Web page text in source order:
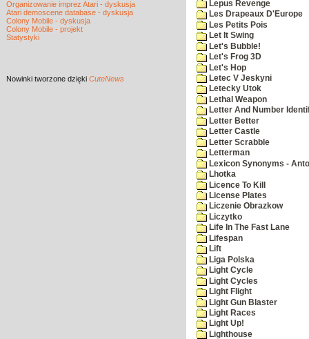
Organizowanie imprez Atari - dyskusja
Atari demoscene database - dyskusja
Colony Mobile - dyskusja
Colony Mobile - projekt
Statystyki
Nowinki tworzone dzięki CuteNews
Lepus Revenge
Les Drapeaux D'Europe
Les Petits Pois
Let It Swing
Let's Bubble!
Let's Frog 3D
Let's Hop
Letec V Jeskyni
Letecky Utok
Lethal Weapon
Letter And Number
Letter Better
Letter Castle
Letter Scrabble
Letterman
Lexicon Synonyms -
Lhotka
Licence To Kill
License Plates
Liczenie Obrazkow
Liczytko
Life In The Fast Lane
Lifespan
Lift
Liga Polska
Light Cycle
Light Cycles
Light Flight
Light Gun Blaster
Light Races
Light Up!
Lighthouse